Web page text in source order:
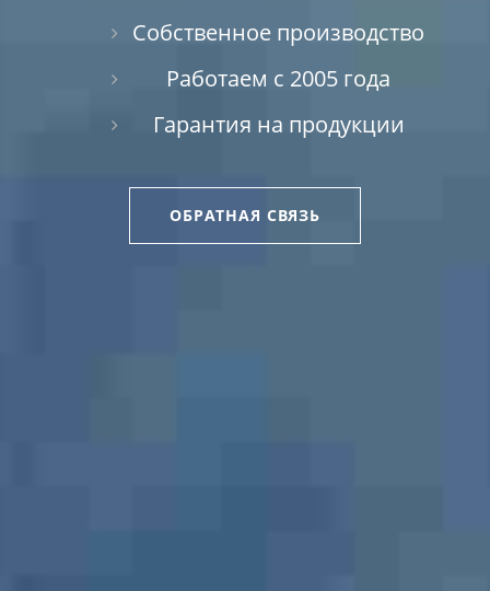
Собственное производство
Работаем с 2005 года
Гарантия на продукции
ОБРАТНАЯ СВЯЗЬ